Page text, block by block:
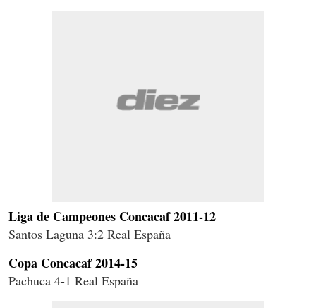
Liga de Campeones Concacaf 2011-12
Santos Laguna 3:2 Real España
Copa Concacaf 2014-15
Pachuca 4-1 Real España